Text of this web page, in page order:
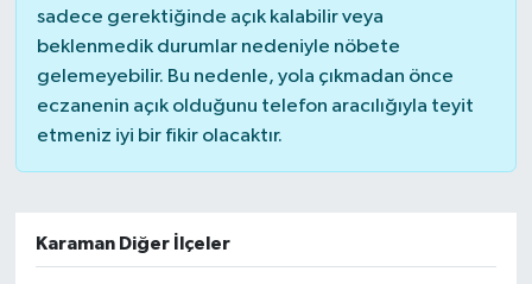
sadece gerektiğinde açık kalabilir veya
beklenmedik durumlar nedeniyle nöbete
gelemeyebilir. Bu nedenle, yola çıkmadan önce
eczanenin açık olduğunu telefon aracılığıyla teyit
etmeniz iyi bir fikir olacaktır.
Karaman Diğer İlçeler